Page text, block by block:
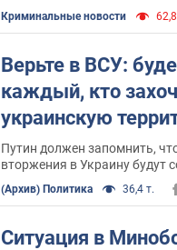
Криминальные новости
Верьте в ВСУ:
каждый, кто
украинскую
Путин должен запомнить,
вторжения в Украину будут
танков, БТР, БМП и другой
(Архив) Политика 36,4 т.
Ситуация в